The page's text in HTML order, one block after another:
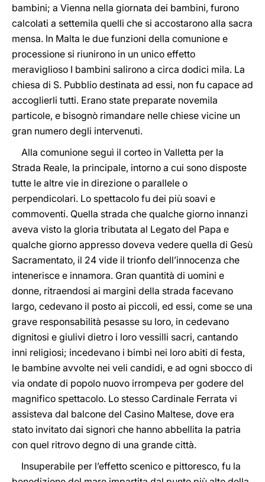
bambini; a Vienna nella giornata dei bambini, furono
calcolati a settemila quelli che si accostarono alla sacra
mensa. In Malta le due funzioni della comunione e
processione si riunirono in un unico effetto
meraviglioso I bambini salirono a circa dodici mila. La
chiesa di S. Pubblio destinata ad essi, non fu capace ad
accoglierli tutti. Erano state preparate novemila
particole, e bisognò rimandare nelle chiese vicine un
gran numero degli intervenuti.
Alla comunione seguì il corteo in Valletta per la
Strada Reale, la principale, intorno a cui sono disposte
tutte le altre vie in direzione o parallele o
perpendicolari. Lo spettacolo fu dei più soavi e
commoventi. Quella strada che qualche giorno innanzi
aveva visto la gloria tributata al Legato del Papa e
qualche giorno appresso doveva vedere quella di Gesù
Sacramentato, il 24 vide il trionfo dell’innocenza che
intenerisce e innamora. Gran quantità di uomini e
donne, ritraendosi ai margini della strada facevano
largo, cedevano il posto ai piccoli, ed essi, come se una
grave responsabilità pesasse su loro, in cedevano
dignitosi e giulivi dietro i loro vessilli sacri, cantando
inni religiosi; incedevano i bimbi nei loro abiti di festa,
le bambine avvolte nei veli candidi, e ad ogni sbocco di
via ondate di popolo nuovo irrompeva per godere del
magnifico spettacolo. Lo stesso Cardinale Ferrata vi
assisteva dal balcone del Casino Maltese, dove era
stato invitato dai signori che hanno abbellita la patria
con quel ritrovo degno di una grande città.
Insuperabile per l’effetto scenico e pittoresco, fu la